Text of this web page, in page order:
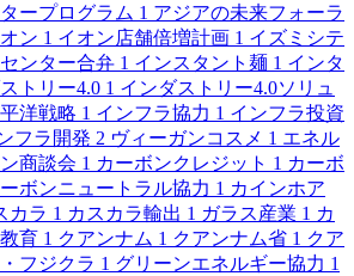
ープログラム 1 アジアの未来フォーラ
ン 1 イオン店舗倍増計画 1 イズミシテ
ンター合弁 1 インスタント麺 1 インタ
トリー4.0 1 インダストリー4.0ソリュ
洋戦略 1 インフラ協力 1 インフラ投資
フラ開発 2 ヴィーガンコスメ 1 エネル
商談会 1 カーボンクレジット 1 カーボ
ボンニュートラル協力 1 カインホア
カラ 1 カスカラ輸出 1 ガラス産業 1 カ
育 1 クアンナム 1 クアンナム省 1 クア
フジクラ 1 グリーンエネルギー協力 1